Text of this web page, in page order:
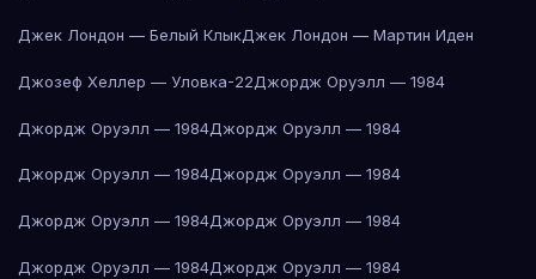
Джек Лондон — Белый КлыкДжек Лондон — Мартин Иден
Джозеф Хеллер — Уловка-22Джордж Оруэлл — 1984
Джордж Оруэлл — 1984Джордж Оруэлл — 1984
Джордж Оруэлл — 1984Джордж Оруэлл — 1984
Джордж Оруэлл — 1984Джордж Оруэлл — 1984
Джордж Оруэлл — 1984Джордж Оруэлл — 1984